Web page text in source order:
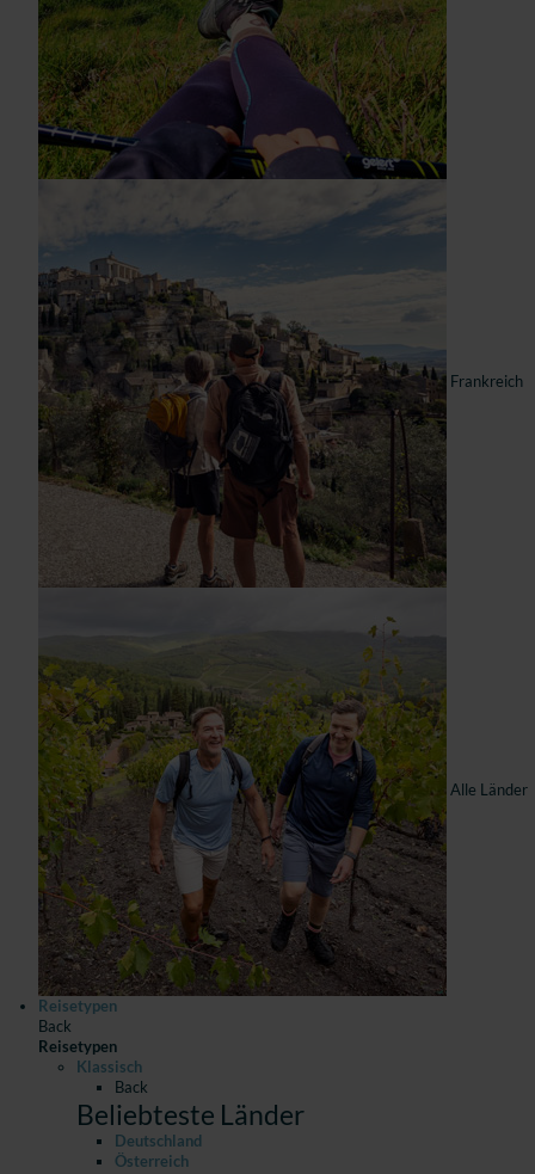
Frankreich
Alle Länder
Reisetypen
Back
Reisetypen
Klassisch
Back
Beliebteste Länder
Deutschland
Österreich